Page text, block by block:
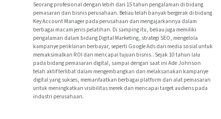
Seorang profesional dengan lebih dari 15 tahun pengalaman di bidang
pemasaran dan bisnis perusahaan. Beliau telah banyak bergerak di bidang
Key Account Manager pada perusahaan dan mengajarkannya dalam
berbagai macam jenis pelatihan. Di samping itu, beliau juga memiliki
pengalaman dalam bidang Digital Marketing, strategi SEO, mengelola
kampanye periklanan berbayar, seperti Google Ads dan media sosial untuk
memaksimalkan ROI dan mencapai tujuan bisnis.. Sejak 10 tahun lalu
pada bidang pemasaran digital, sampai dengan saat ini Ade Johnson
telah aktif terlibat dalam mengembangkan dan melaksanakan kampanye
digital yang sukses, memanfaatkan berbagai platform dan alat pemasaran
untuk meningkatkan visibilitas merek dan mencapai target audiens pada
industri perusahaan.